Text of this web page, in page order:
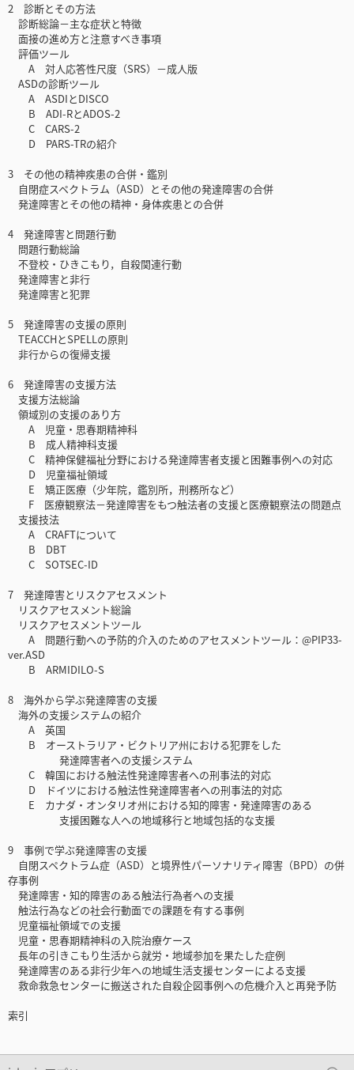
2 診断とその方法
診断総論－主な症状と特徴
面接の進め方と注意すべき事項
評価ツール
A 対人応答性尺度（SRS）－成人版
ASDの診断ツール
A ASDIとDISCO
B ADI-RとADOS-2
C CARS-2
D PARS-TRの紹介
3 その他の精神疾患の合併・鑑別
自閉症スペクトラム（ASD）とその他の発達障害の合併
発達障害とその他の精神・身体疾患との合併
4 発達障害と問題行動
問題行動総論
不登校・ひきこもり，自殺関連行動
発達障害と非行
発達障害と犯罪
5 発達障害の支援の原則
TEACCHとSPELLの原則
非行からの復帰支援
6 発達障害の支援方法
支援方法総論
領域別の支援のあり方
A 児童・思春期精神科
B 成人精神科支援
C 精神保健福祉分野における発達障害者支援と困難事例への対応
D 児童福祉領域
E 矯正医療（少年院，鑑別所，刑務所など）
F 医療観察法－発達障害をもつ触法者の支援と医療観察法の問題点
支援技法
A CRAFTについて
B DBT
C SOTSEC-ID
7 発達障害とリスクアセスメント
リスクアセスメント総論
リスクアセスメントツール
A 問題行動への予防的介入のためのアセスメントツール：@PIP33-
ver.ASD
B ARMIDILO-S
8 海外から学ぶ発達障害の支援
海外の支援システムの紹介
A 英国
B オーストラリア・ビクトリア州における犯罪をした
発達障害者への支援システム
C 韓国における触法性発達障害者への刑事法的対応
D ドイツにおける触法性発達障害者への刑事法的対応
E カナダ・オンタリオ州における知的障害・発達障害のある
支援困難な人への地域移行と地域包括的な支援
9 事例で学ぶ発達障害の支援
自閉スペクトラム症（ASD）と境界性パーソナリティ障害（BPD）の併
存事例
発達障害・知的障害のある触法行為者への支援
触法行為などの社会行動面での課題を有する事例
児童福祉領域での支援
児童・思春期精神科の入院治療ケース
長年の引きこもり生活から就労・地域参加を果たした症例
発達障害のある非行少年への地域生活支援センターによる支援
救命救急センターに搬送された自殺企図事例への危機介入と再発予防
索引